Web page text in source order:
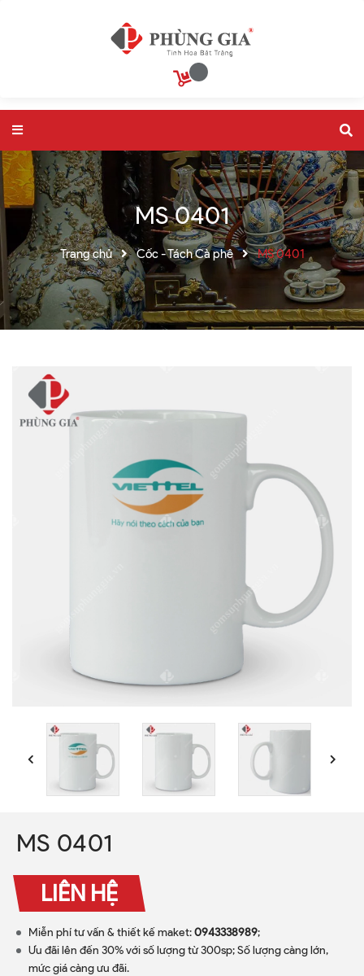
MS 0401
Trang chủ Cốc - Tách Cà phê MS 0401
MS 0401
LIÊN HỆ
Miễn phí tư vấn & thiết kế maket:0943338989;
Ưu đãi lên đến 30% với số lượng từ 300sp; Số lượng càng lớn,
mức giá càng ưu đãi.